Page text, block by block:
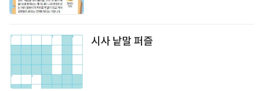
시사 낱말 퍼즐